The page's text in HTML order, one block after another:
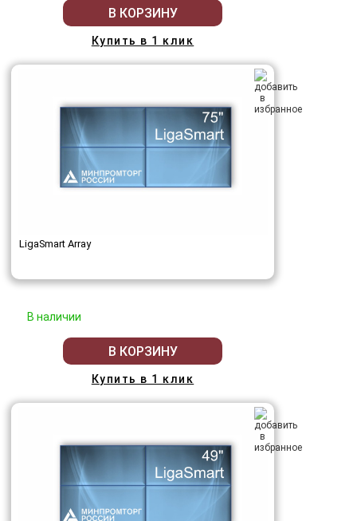
В КОРЗИНУ
Купить в 1 клик
LigaSmart Array
В наличии
В КОРЗИНУ
Купить в 1 клик